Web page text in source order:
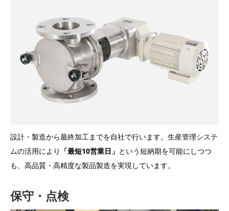
設計・製造から最終加工までを自社で行います。生産管理システ
ムの活用により 「最短10営業日」 という短納期を可能にしつつ
も、高品質・高精度な製品製造を実現しています。
保守・点検